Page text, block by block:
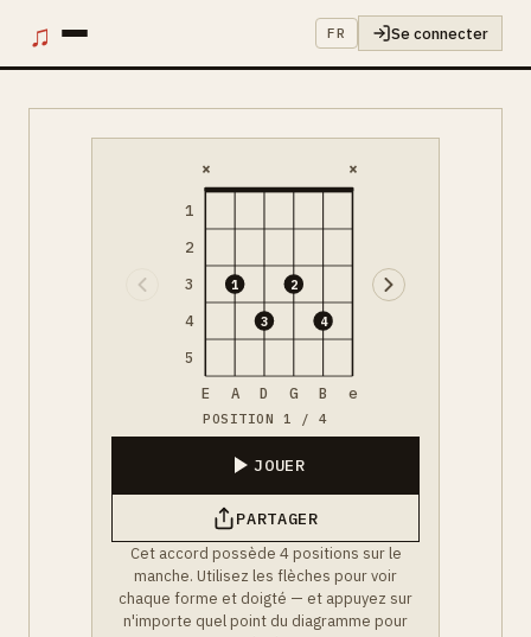
♫ FR Se connecter
1
2
3
4
5
× ×
1
3
2
4
E A D G B e
POSITION 1 / 4
JOUER
PARTAGER
Cet accord possède 4 positions sur le
manche. Utilisez les flèches pour voir
chaque forme et doigté — et appuyez sur
n'importe quel point du diagramme pour